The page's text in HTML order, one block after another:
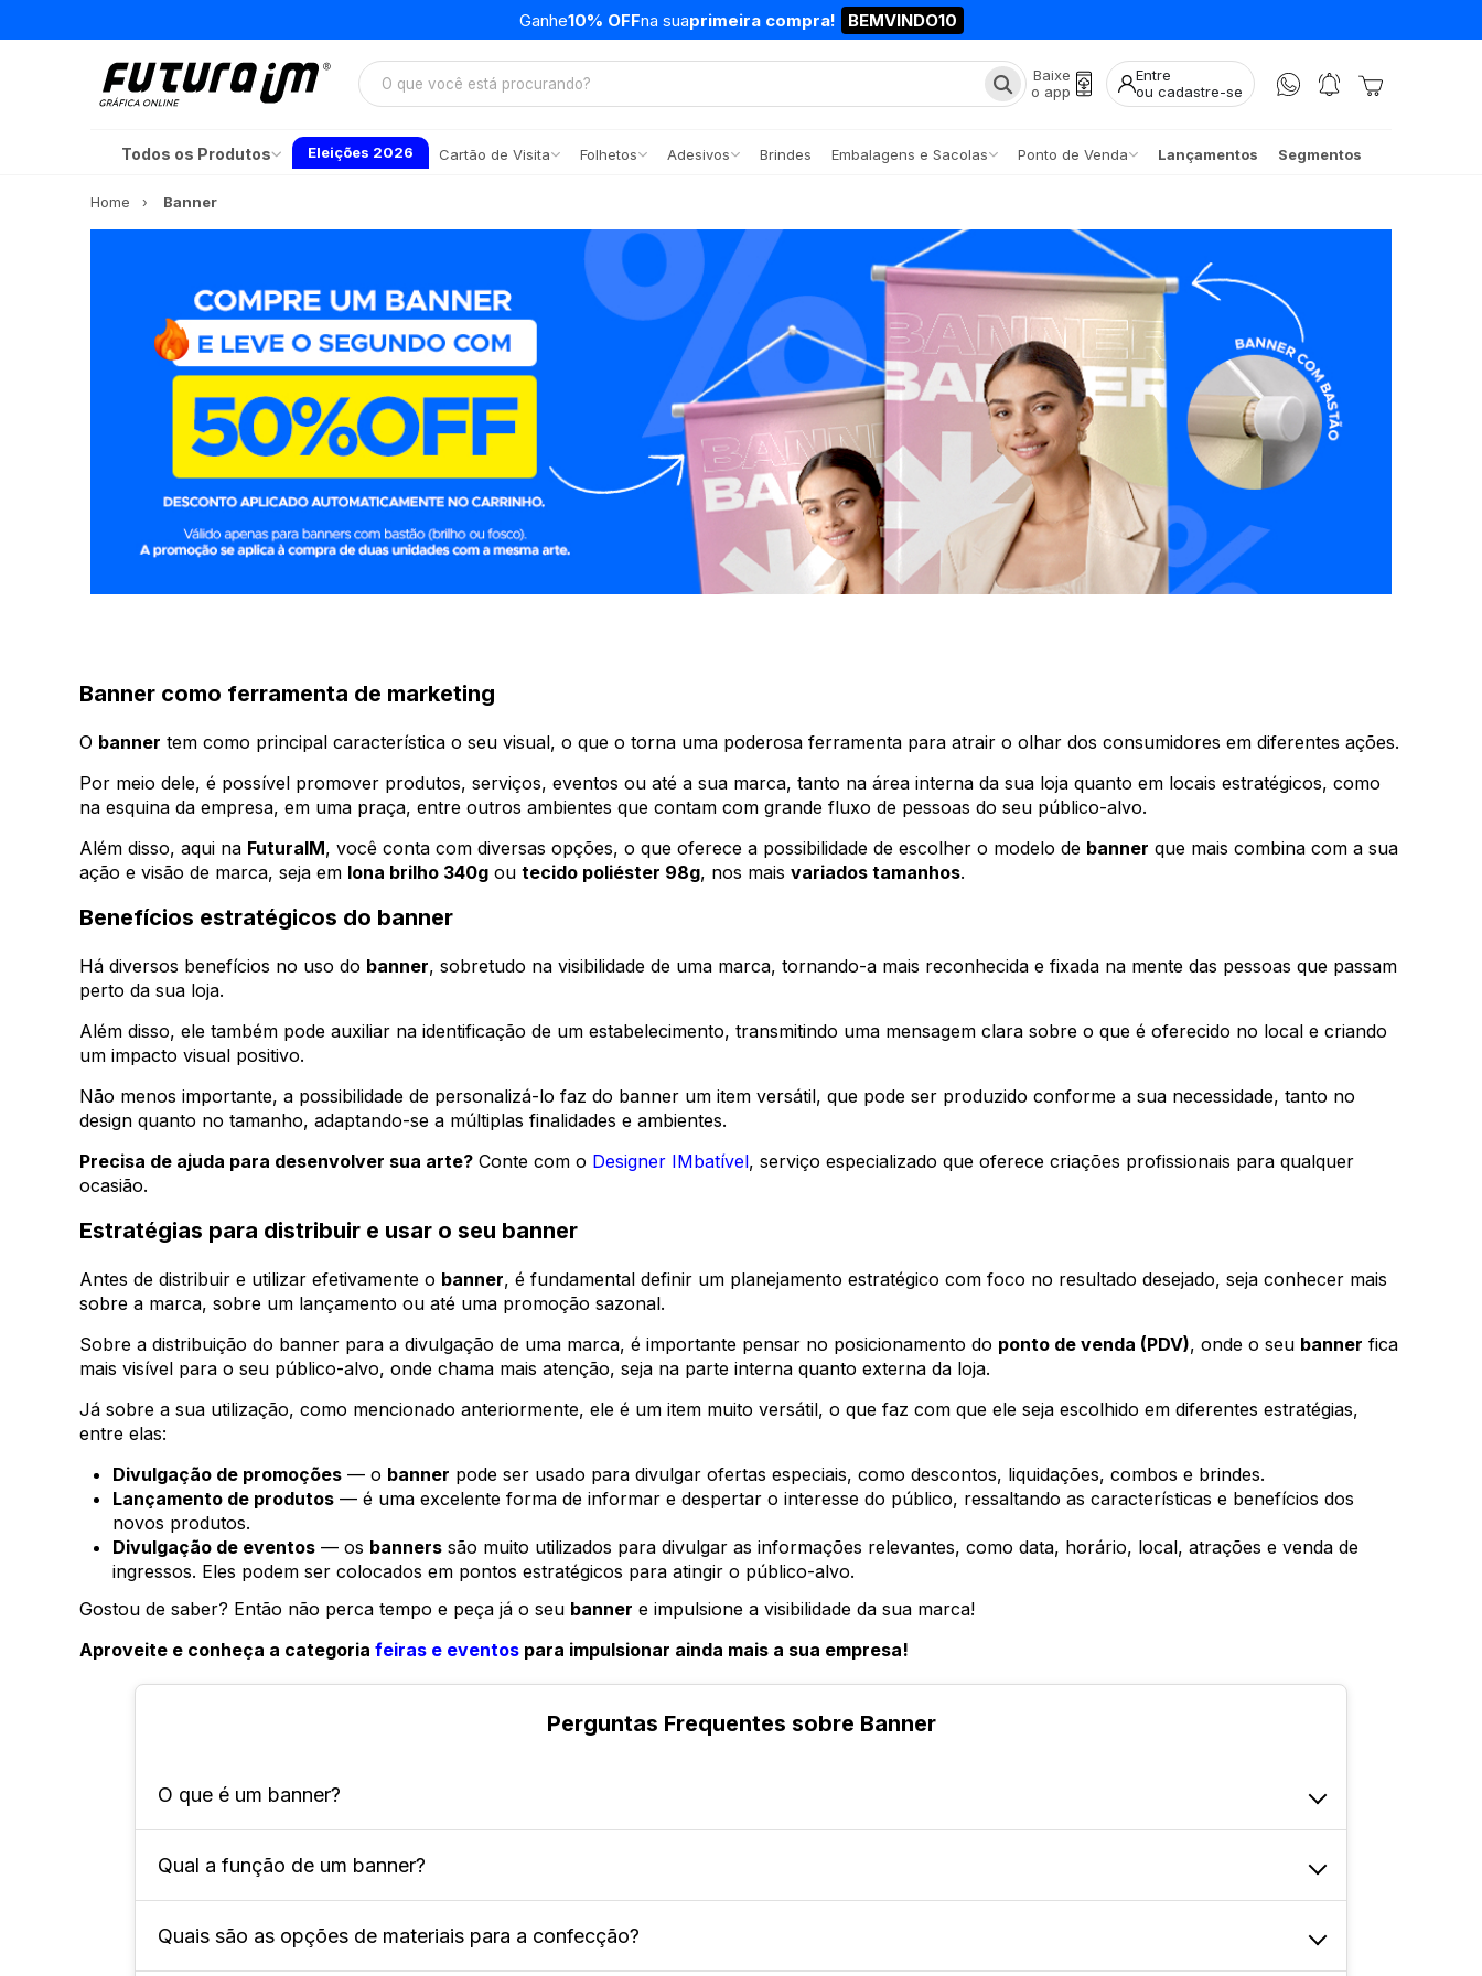
Ganhe10% OFFna suaprimeira compra! BEMVINDO10
Baixe
o app
Entre
ou cadastre-se
Todos os Produtos Eleições 2026 Cartão de Visita Folhetos Adesivos Brindes Embalagens e Sacolas Ponto de Venda Lançamentos Segmentos
Home Banner
Banner
A melhor maneira de divulgar.
Banner como ferramenta de marketing
O banner tem como principal característica o seu visual, o que o torna uma poderosa ferramenta para atrair o olhar dos consumidores em diferentes ações.
Por meio dele, é possível promover produtos, serviços, eventos ou até a sua marca, tanto na área interna da sua loja quanto em locais estratégicos, como
na esquina da empresa, em uma praça, entre outros ambientes que contam com grande fluxo de pessoas do seu público-alvo.
Além disso, aqui na FuturaIM, você conta com diversas opções, o que oferece a possibilidade de escolher o modelo de banner que mais combina com a sua
ação e visão de marca, seja em lona brilho 340g ou tecido poliéster 98g, nos mais variados tamanhos.
Benefícios estratégicos do banner
Há diversos benefícios no uso do banner, sobretudo na visibilidade de uma marca, tornando-a mais reconhecida e fixada na mente das pessoas que passam
perto da sua loja.
Além disso, ele também pode auxiliar na identificação de um estabelecimento, transmitindo uma mensagem clara sobre o que é oferecido no local e criando
um impacto visual positivo.
Não menos importante, a possibilidade de personalizá-lo faz do banner um item versátil, que pode ser produzido conforme a sua necessidade, tanto no
design quanto no tamanho, adaptando-se a múltiplas finalidades e ambientes.
Precisa de ajuda para desenvolver sua arte? Conte com o Designer IMbatível, serviço especializado que oferece criações profissionais para qualquer
ocasião.
Estratégias para distribuir e usar o seu banner
Antes de distribuir e utilizar efetivamente o banner, é fundamental definir um planejamento estratégico com foco no resultado desejado, seja conhecer mais
sobre a marca, sobre um lançamento ou até uma promoção sazonal.
Sobre a distribuição do banner para a divulgação de uma marca, é importante pensar no posicionamento do ponto de venda (PDV), onde o seu banner fica
mais visível para o seu público-alvo, onde chama mais atenção, seja na parte interna quanto externa da loja.
Já sobre a sua utilização, como mencionado anteriormente, ele é um item muito versátil, o que faz com que ele seja escolhido em diferentes estratégias,
entre elas:
Divulgação de promoções — o banner pode ser usado para divulgar ofertas especiais, como descontos, liquidações, combos e brindes.
Lançamento de produtos — é uma excelente forma de informar e despertar o interesse do público, ressaltando as características e benefícios dos
novos produtos.
Divulgação de eventos — os banners são muito utilizados para divulgar as informações relevantes, como data, horário, local, atrações e venda de
ingressos. Eles podem ser colocados em pontos estratégicos para atingir o público-alvo.
Gostou de saber? Então não perca tempo e peça já o seu banner e impulsione a visibilidade da sua marca!
Aproveite e conheça a categoria feiras e eventos para impulsionar ainda mais a sua empresa!
Perguntas Frequentes sobre Banner
O que é um banner?
Ele é uma peça publicitária visual impressa, geralmente em formato retangular ou quadrado, usada para promover marcas,
produtos, serviços ou eventos.
Qual a função de um banner?
A função principal é atrair a atenção do público e promover uma mensagem de forma rápida e impactante. Ele tem a
capacidade de chamar a atenção de pessoas que estão passando pelo local, aumentando a visibilidade da marca ou da
Quais são as opções de materiais para a confecção?